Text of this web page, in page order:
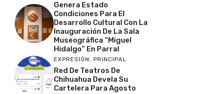
Genera Estado
Condiciones Para El
Desarrollo Cultural Con La
Inauguración De La Sala
Museográfica “Miguel
Hidalgo” En Parral
EXPRESIÓN , PRINCIPAL
Red De Teatros De
Chihuahua Devela Su
Cartelera Para Agosto